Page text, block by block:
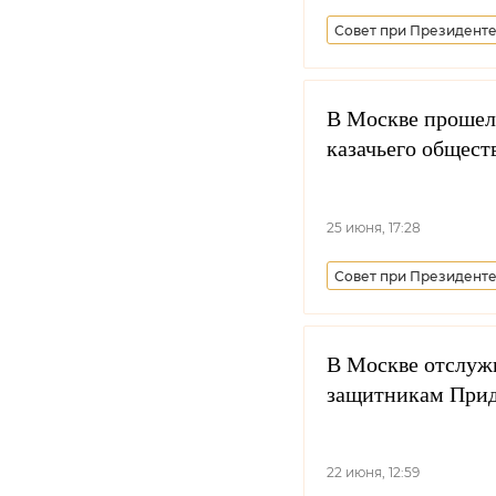
Совет при
Синодальный
В Москве прошел
казачьего
25 июня, 17:28
Совет при
Всероссийское
Казачья молодежь
В Москве
защитникам
22 июня, 12:59